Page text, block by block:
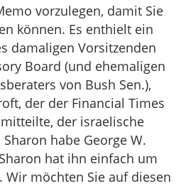
vorzulegen, damit Sie
können. Es enthielt ein
damaligen Vorsitzenden
Board (und ehemaligen
von Bush Sen.),
der der Financial Times
der israelische
habe George W.
hat ihn einfach um
Wir möchten Sie auf diesen